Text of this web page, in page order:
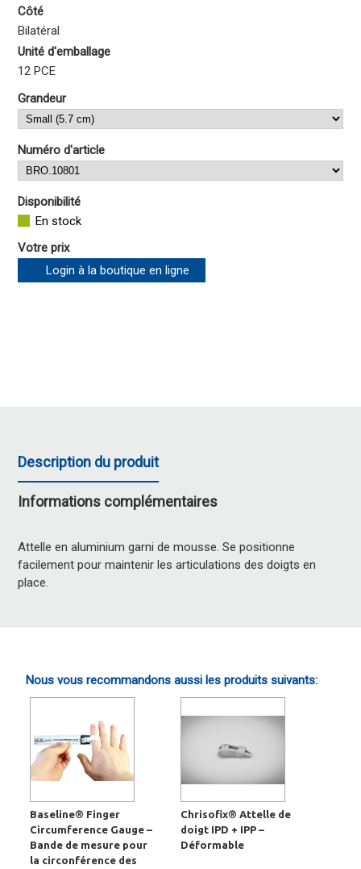
Côté
Bilatéral
Unité d'emballage
12 PCE
Grandeur
Numéro d'article
Disponibilité
En stock
Votre prix
Login à la boutique en ligne
Description du produit
Informations complémentaires
Attelle en aluminium garni de mousse. Se positionne
facilement pour maintenir les articulations des doigts en
place.
Nous vous recommandons aussi les produits suivants:
Baseline® Finger
Circumference Gauge –
Bande de mesure pour
la circonférence des
Chrisofix® Attelle de
doigt IPD + IPP –
Déformable